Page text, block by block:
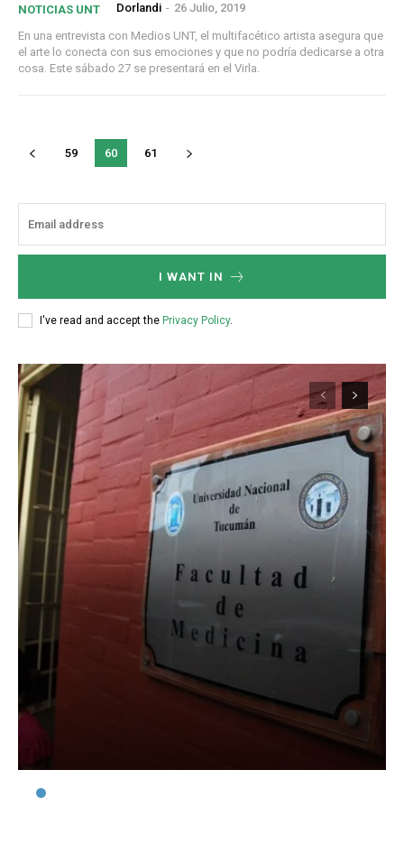
NOTICIAS UNT Dorlandi - 26 Julio, 2019
En una entrevista con Medios UNT, el multifacético artista asegura que
el arte lo conecta con sus emociones y que no podría dedicarse a otra
cosa. Este sábado 27 se presentará en el Virla.
59 60 61
I WANT IN
I've read and accept the Privacy Policy.